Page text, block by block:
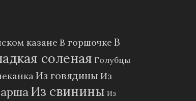
казане В горшочке В
соленая Голубцы
Из говядины Из
Из свинины Из